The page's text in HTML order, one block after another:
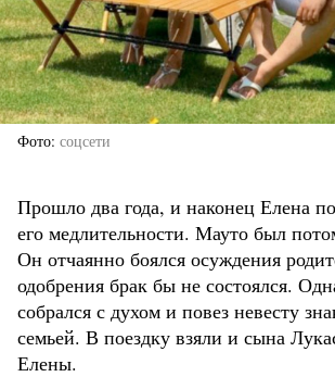
Фото соцсети
Прошло два года, и наконец Елена
его медлительности. Мауто был
Он отчаянно боялся осуждения
одобрения брак бы не состоялся.
собрался с духом и повез невесту
семьей. В поездку взяли и сына
Елены.